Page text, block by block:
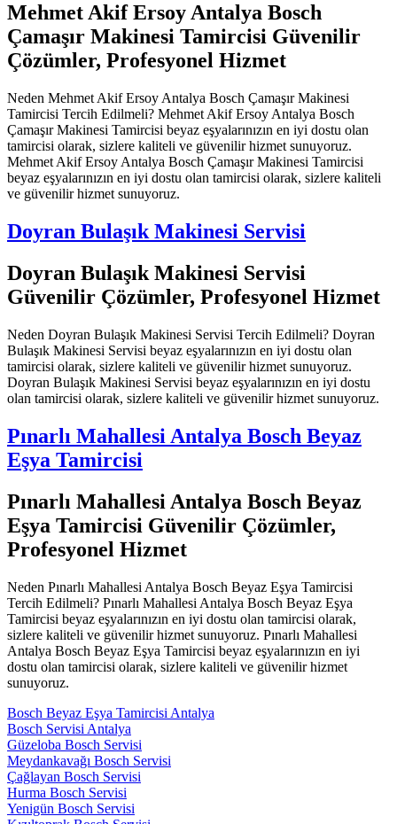
Mehmet Akif Ersoy Antalya Bosch
Çamaşır Makinesi Tamircisi Güvenilir
Çözümler, Profesyonel Hizmet
Neden Mehmet Akif Ersoy Antalya Bosch Çamaşır Makinesi
Tamircisi Tercih Edilmeli? Mehmet Akif Ersoy Antalya Bosch
Çamaşır Makinesi Tamircisi beyaz eşyalarınızın en iyi dostu olan
tamircisi olarak, sizlere kaliteli ve güvenilir hizmet sunuyoruz.
Mehmet Akif Ersoy Antalya Bosch Çamaşır Makinesi Tamircisi
beyaz eşyalarınızın en iyi dostu olan tamircisi olarak, sizlere kaliteli
ve güvenilir hizmet sunuyoruz.
Doyran Bulaşık Makinesi Servisi
Doyran Bulaşık Makinesi Servisi
Güvenilir Çözümler, Profesyonel Hizmet
Neden Doyran Bulaşık Makinesi Servisi Tercih Edilmeli? Doyran
Bulaşık Makinesi Servisi beyaz eşyalarınızın en iyi dostu olan
tamircisi olarak, sizlere kaliteli ve güvenilir hizmet sunuyoruz.
Doyran Bulaşık Makinesi Servisi beyaz eşyalarınızın en iyi dostu
olan tamircisi olarak, sizlere kaliteli ve güvenilir hizmet sunuyoruz.
Pınarlı Mahallesi Antalya Bosch Beyaz
Eşya Tamircisi
Pınarlı Mahallesi Antalya Bosch Beyaz
Eşya Tamircisi Güvenilir Çözümler,
Profesyonel Hizmet
Neden Pınarlı Mahallesi Antalya Bosch Beyaz Eşya Tamircisi
Tercih Edilmeli? Pınarlı Mahallesi Antalya Bosch Beyaz Eşya
Tamircisi beyaz eşyalarınızın en iyi dostu olan tamircisi olarak,
sizlere kaliteli ve güvenilir hizmet sunuyoruz. Pınarlı Mahallesi
Antalya Bosch Beyaz Eşya Tamircisi beyaz eşyalarınızın en iyi
dostu olan tamircisi olarak, sizlere kaliteli ve güvenilir hizmet
sunuyoruz.
Bosch Beyaz Eşya Tamircisi Antalya
Bosch Servisi Antalya
Güzeloba Bosch Servisi
Meydankavağı Bosch Servisi
Çağlayan Bosch Servisi
Hurma Bosch Servisi
Yenigün Bosch Servisi